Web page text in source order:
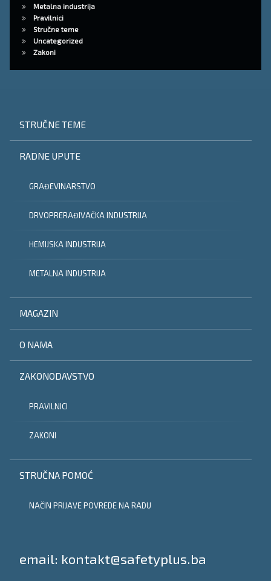
Metalna industrija
Pravilnici
Stručne teme
Uncategorized
Zakoni
STRUČNE TEME
RADNE UPUTE
GRAĐEVINARSTVO
DRVOPRERAĐIVAČKA INDUSTRIJA
HEMIJSKA INDUSTRIJA
METALNA INDUSTRIJA
MAGAZIN
O NAMA
ZAKONODAVSTVO
PRAVILNICI
ZAKONI
STRUČNA POMOĆ
NAČIN PRIJAVE POVREDE NA RADU
Tel:
email: kontakt@safetyplus.ba